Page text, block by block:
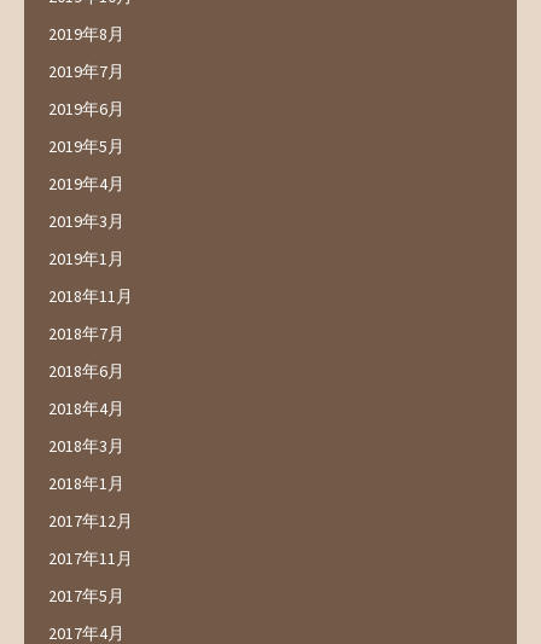
2019年8月
2019年7月
2019年6月
2019年5月
2019年4月
2019年3月
2019年1月
2018年11月
2018年7月
2018年6月
2018年4月
2018年3月
2018年1月
2017年12月
2017年11月
2017年5月
2017年4月